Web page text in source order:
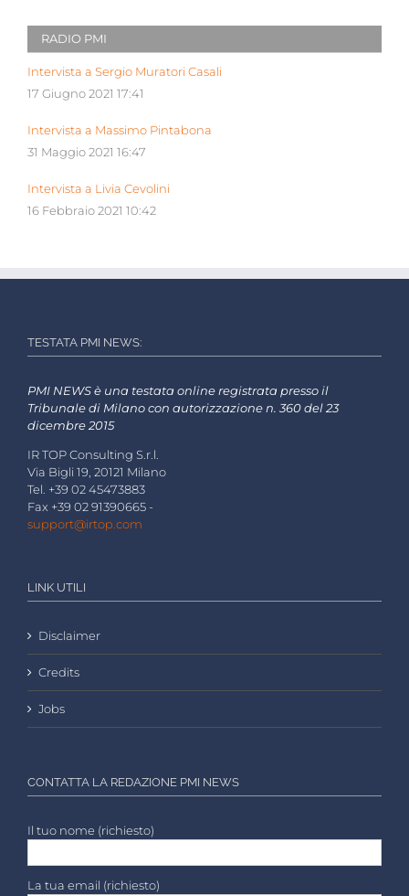
RADIO PMI
Intervista a Sergio Muratori Casali
17 Giugno 2021 17:41
Intervista a Massimo Pintabona
31 Maggio 2021 16:47
Intervista a Livia Cevolini
16 Febbraio 2021 10:42
TESTATA PMI NEWS:
PMI NEWS è una testata online registrata presso il
Tribunale di Milano con autorizzazione n. 360 del 23
dicembre 2015
IR TOP Consulting S.r.l.
Via Bigli 19, 20121 Milano
Tel. +39 02 45473883
Fax +39 02 91390665 -
support@irtop.com
LINK UTILI
Disclaimer
Credits
Jobs
CONTATTA LA REDAZIONE PMI NEWS
Il tuo nome (richiesto)
La tua email (richiesto)